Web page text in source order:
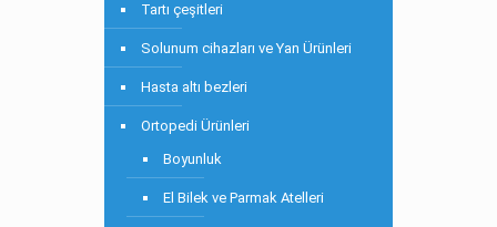
Tartı çeşitleri
Solunum cihazları ve Yan Ürünleri
Hasta altı bezleri
Ortopedi Ürünleri
Boyunluk
El Bilek ve Parmak Atelleri